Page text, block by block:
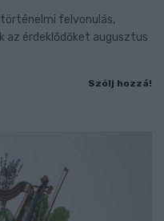
felvonulás,
érdeklődőket augusztus
Szólj hozzá!